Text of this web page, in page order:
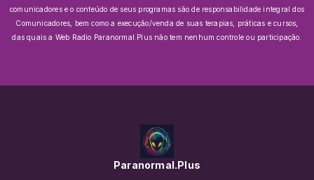
comunicadores e o conteúdo de seus programas são de responsabilidade integral dos
Comunicadores, bem como a execução/venda de suas terapias, práticas e cursos,
das quais a Web Radio Paranormal.Plus não tem nenhum controle ou participação.
Paranormal.Plus